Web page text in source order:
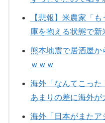
【悲報】米農家「
庫を抱える状態で新
熊本地震で居酒屋か
ｗｗｗ
海外「なんてこった
あまりの差に海外が
海外「日本がまたア